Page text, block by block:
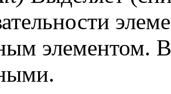
элементом.